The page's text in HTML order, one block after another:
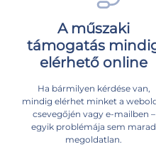
A műszaki
támogatás
elérhető online
Ha bármilyen kérdése van,
mindig elérhet minket a
csevegőjén vagy e-mailben –
egyik problémája sem marad
megoldatlan.